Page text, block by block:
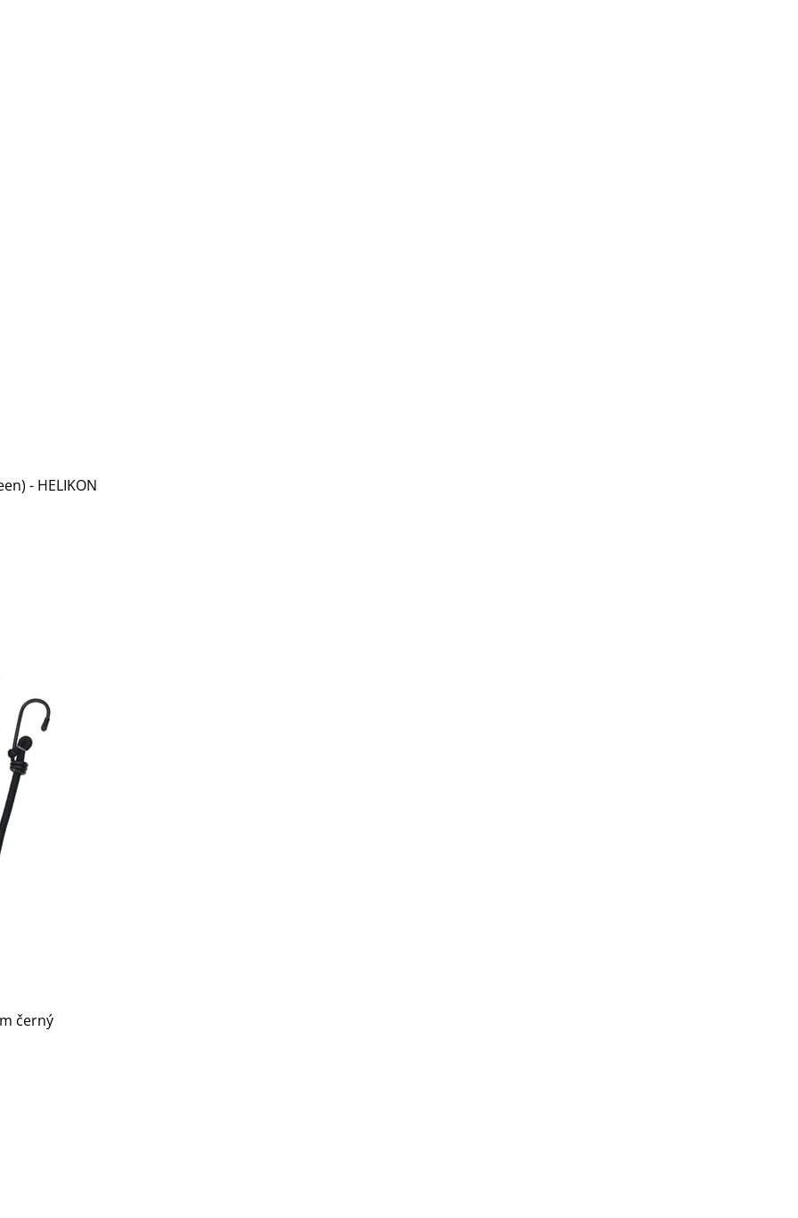
- HELIKON
černý